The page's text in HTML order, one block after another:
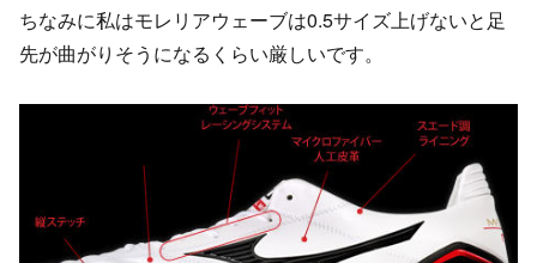
ちなみに私はモレリアウェーブは0.5サイズ上げないと足
先が曲がりそうになるくらい厳しいです。